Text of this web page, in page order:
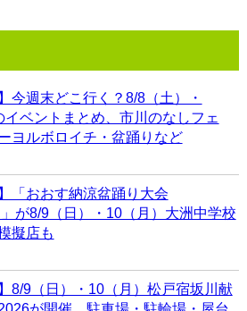
今週末どこ行く？8/8（土）・
イベントまとめ、市川のなしフェ
ヨルボロイチ・盆踊りなど
「おおす納涼盆踊り大会
」が8/9（日）・10（月）大洲中学校
擬店も
8/9（日）・10（月）松戸宿坂川献